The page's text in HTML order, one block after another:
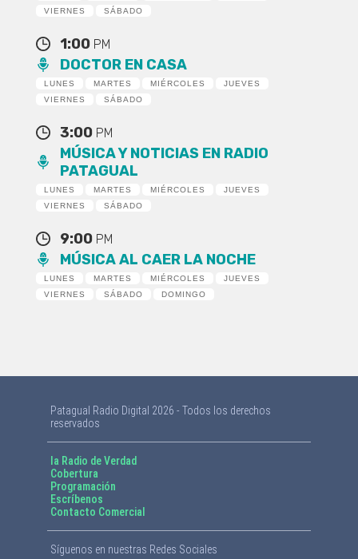
VIERNES SÁBADO
1:00 PM
DOCTOR EN CASA
LUNES MARTES MIÉRCOLES
JUEVES
VIERNES
SÁBADO
3:00 PM
MÚSICA Y NOTICIAS EN RADIO
PATAGUAL
LUNES MARTES MIÉRCOLES
JUEVES
VIERNES
SÁBADO
9:00 PM
MÚSICA AL CAER LA NOCHE
LUNES MARTES MIÉRCOLES
JUEVES
VIERNES
SÁBADO DOMINGO
Patagual Radio Digital 2026 - Todos los derechos
reservados
la Radio de Verdad
Cobertura
Programación
Escríbenos
Contacto Comercial
Síguenos en nuestras Redes Sociales